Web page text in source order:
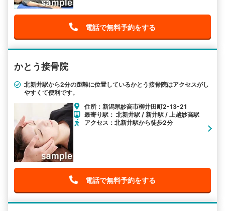
電話で無料予約をする
かとう接骨院
北新井駅から2分の距離に位置しているかとう接骨院はアクセスがし
やすくて便利です。
住所：新潟県妙高市柳井田町2-13-21
最寄り駅： 北新井駅 / 新井駅 / 上越妙高駅
アクセス：北新井駅から徒歩2分
電話で無料予約をする